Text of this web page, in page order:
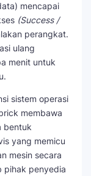
mencapai
(Success /
perangkat.
ulang
menit untuk
sistem operasi
membawa
bentuk
yang memicu
mesin secara
pihak penyedia